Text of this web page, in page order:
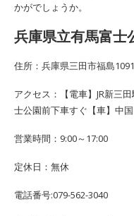
かがでしょうか。
兵庫県立有馬富士
住所：兵庫県三田市福島
アクセス：【電車】JR新三
士公園前下車すぐ【車】中
営業時間：9:00～17:00
定休日：無休
電話番号:079-562-3040